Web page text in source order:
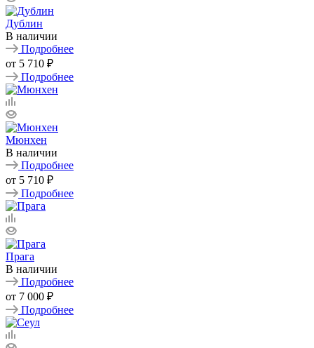
Дублин
В наличии
Подробнее
от 5 710 ₽
Подробнее
Мюнхен
В наличии
Подробнее
от 5 710 ₽
Подробнее
Прага
В наличии
Подробнее
от 7 000 ₽
Подробнее